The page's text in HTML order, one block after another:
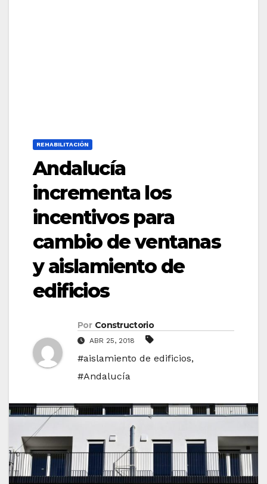
REHABILITACIÓN
Andalucía
incrementa los
incentivos para
cambio de ventanas
y aislamiento de
edificios
Por Constructorio
ABR 25, 2018
#aislamiento de edificios,
#Andalucía